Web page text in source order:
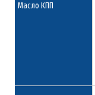
Масло КПП